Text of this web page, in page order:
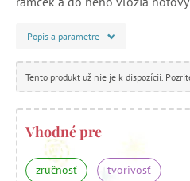
Popis a parametre
Tento produkt už nie je k dispozícii.
Vhodné pre
zručnosť tvorivosť